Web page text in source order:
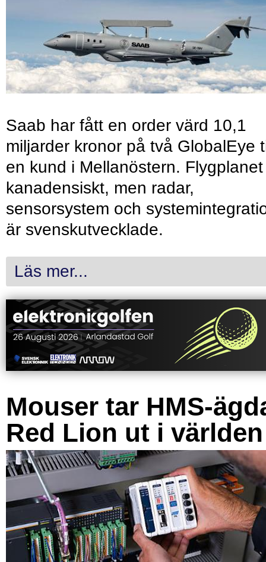
Saab har fått en order värd 10,1
miljarder kronor på två GlobalEye
en kund i Mellanöstern.
kanadensiskt, men radar,
sensorsystem och
är svenskutvecklade.
Läs mer...
Mouser tar HMS-
Red Lion ut i världen